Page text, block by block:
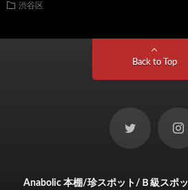
渋谷区
Back to Top
Anabolic 本棚/珍スポット/Ｂ級スポ